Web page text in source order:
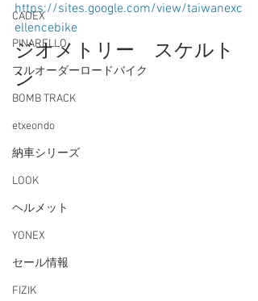
CADEX
PINARELLO
フルオーダーロードバイク
BOMB TRACK
etxeondo
納車シリーズ
LOOK
ヘルメット
YONEX
セール情報
FIZIK
https://sites.google.com/view/taiwanexc
ellencebike
ジオメトリー　スケルト
ン